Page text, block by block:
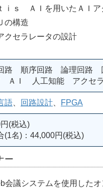
ｓ ＡＩを用いたＡＩア
構造
ラレータの設計
路 順序回路 論理回路
Ｉ 人工知能 アクセラ
語 回路設計 FPGA
(税込)
(1名)：44,000円(税込)
ー
会議システムを使用した